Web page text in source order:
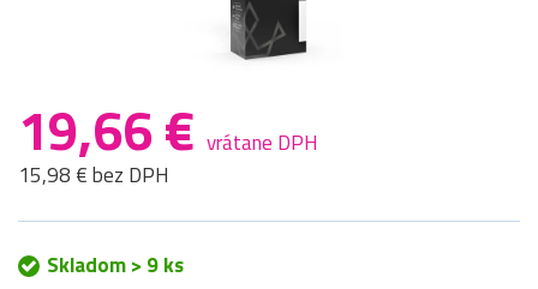
19,66 € vrátane DPH
15,98 € bez DPH
Skladom > 9 ks